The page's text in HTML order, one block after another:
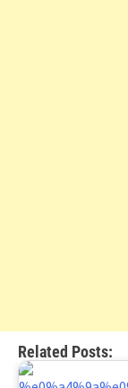
Related Posts: